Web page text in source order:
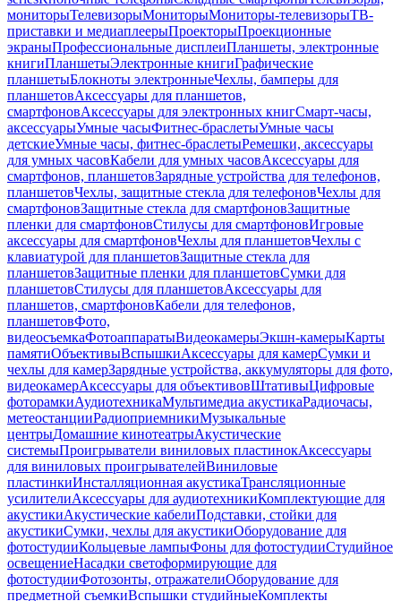
мониторыТелевизорыМониторыМониторы-телевизорыТВ-
приставки и медиаплеерыПроекторыПроекционные
экраныПрофессиональные дисплеиПланшеты, электронные
книгиПланшетыЭлектронные книгиГрафические
планшетыБлокноты электронныеЧехлы, бамперы для
планшетовАксессуары для планшетов,
смартфоновАксессуары для электронных книгСмарт-часы,
аксессуарыУмные часыФитнес-браслетыУмные часы
детскиеУмные часы, фитнес-браслетыРемешки, аксессуары
для умных часовКабели для умных часовАксессуары для
смартфонов, планшетовЗарядные устройства для телефонов,
планшетовЧехлы, защитные стекла для телефоновЧехлы для
смартфоновЗащитные стекла для смартфоновЗащитные
пленки для смартфоновСтилусы для смартфоновИгровые
аксессуары для смартфоновЧехлы для планшетовЧехлы с
клавиатурой для планшетовЗащитные стекла для
планшетовЗащитные пленки для планшетовСумки для
планшетовСтилусы для планшетовАксессуары для
планшетов, смартфоновКабели для телефонов,
планшетовФото,
видеосъемкаФотоаппаратыВидеокамерыЭкшн-камерыКарты
памятиОбъективыВспышкиАксессуары для камерСумки и
чехлы для камерЗарядные устройства, аккумуляторы для фото,
видеокамерАксессуары для объективовШтативыЦифровые
фоторамкиАудиотехникаМультимедиа акустикаРадиочасы,
метеостанцииРадиоприемникиМузыкальные
центрыДомашние кинотеатрыАкустические
системыПроигрыватели виниловых пластинокАксессуары
для виниловых проигрывателейВиниловые
пластинкиИнсталляционная акустикаТрансляционные
усилителиАксессуары для аудиотехникиКомплектующие для
акустикиАкустические кабелиПодставки, стойки для
акустикиСумки, чехлы для акустикиОборудование для
фотостудииКольцевые лампыФоны для фотостудииСтудийное
освещениеНасадки светоформирующие для
фотостудииФотозонты, отражателиОборудование для
предметной съемкиВспышки студийныеКомплекты